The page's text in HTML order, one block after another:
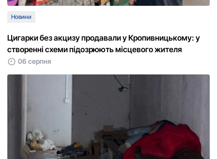
Новини
Цигарки без акцизу продавали у Кропивницькому: у
створенні схеми підозрюють місцевого жителя
06 серпня